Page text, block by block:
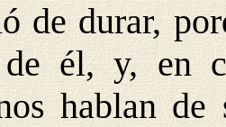
de durar,
él, y, en
hablan